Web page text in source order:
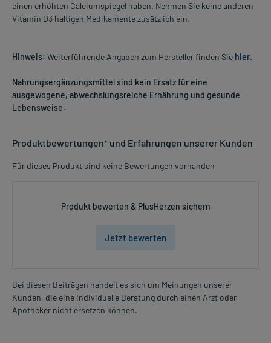
einen erhöhten Calciumspiegel haben. Nehmen Sie keine anderen
Vitamin D3 haltigen Medikamente zusätzlich ein.
Hinweis: Weiterführende Angaben zum Hersteller finden Sie hier.
Nahrungsergänzungsmittel sind kein Ersatz für eine
ausgewogene, abwechslungsreiche Ernährung und gesunde
Lebensweise.
Produktbewertungen* und Erfahrungen unserer Kunden
Für dieses Produkt sind keine Bewertungen vorhanden
Produkt bewerten & PlusHerzen sichern
Jetzt bewerten
Bei diesen Beiträgen handelt es sich um Meinungen unserer
Kunden, die eine individuelle Beratung durch einen Arzt oder
Apotheker nicht ersetzen können.